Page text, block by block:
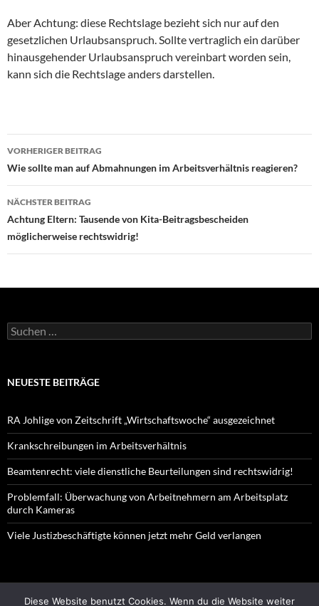
Aber Achtung: diese Rechtslage bezieht sich nur auf den
gesetzlichen Urlaubsanspruch. Sollte vertraglich ein darüber
hinausgehender Urlaubsanspruch vereinbart worden sein,
kann sich die Rechtslage anders darstellen.
Beitragsnavigation
VORHERIGER BEITRAG
Wie sollte man auf Abmahnungen im Arbeitsverhältnis reagieren?
NÄCHSTER BEITRAG
Achtung Eltern: Tausende von Kita-Beitragsbescheiden
möglicherweise rechtswidrig!
Suchen
nach:
NEUESTE BEITRÄGE
RA Johlige von Zeitschrift „Wirtschaftswoche“ ausgezeichnet
Krankschreibungen im Arbeitsverhältnis
Beamtenrecht: viele dienstliche Beurteilungen sind rechtswidrig!
Problemfall: Überwachung von Arbeitnehmern am Arbeitsplatz
durch Kameras
Viele Justizbeschäftigte können jetzt mehr Geld verlangen
Datenschutzinformation Stolz präsentiert von WordPress
Diese Website benutzt Cookies. Wenn du die Website weiter